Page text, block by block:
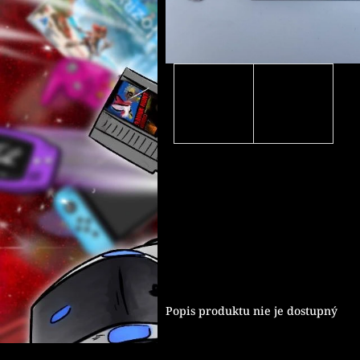
Popis produktu nie je dostupný